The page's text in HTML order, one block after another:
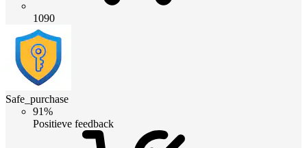
1090
Safe_purchase
91%
Positieve feedback